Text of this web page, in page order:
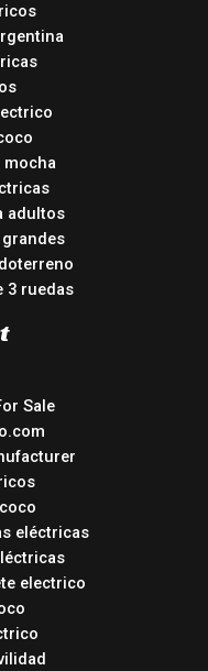
mocha
adultos
3 ruedas
Sale
eléctricas
electrico